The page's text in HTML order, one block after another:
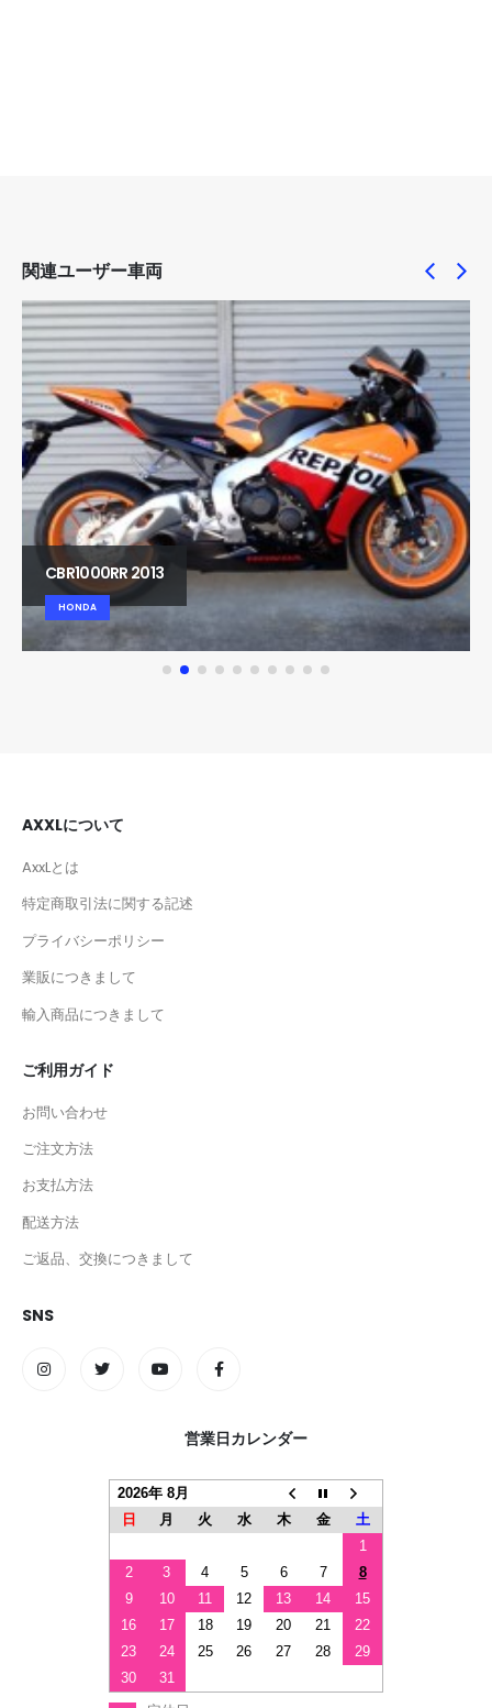
関連ユーザー車両
CBR1000RR 2013
HONDA
AXXLについて
AxxLとは
特定商取引法に関する記述
プライバシーポリシー
業販につきまして
輸入商品につきまして
ご利用ガイド
お問い合わせ
ご注文方法
お支払方法
配送方法
ご返品、交換につきまして
SNS
営業日カレンダー
2026年 8月
日
月 火 水 木 金
土
1
2
3 4 5 6 7
8
9
10 11 12 13 14
15
16
17 18 19 20 21
22
23
24 25 26 27 28
29
30
31